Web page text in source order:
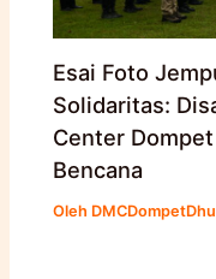
Esai Foto
Solidaritas:
Center
Bencana
Oleh